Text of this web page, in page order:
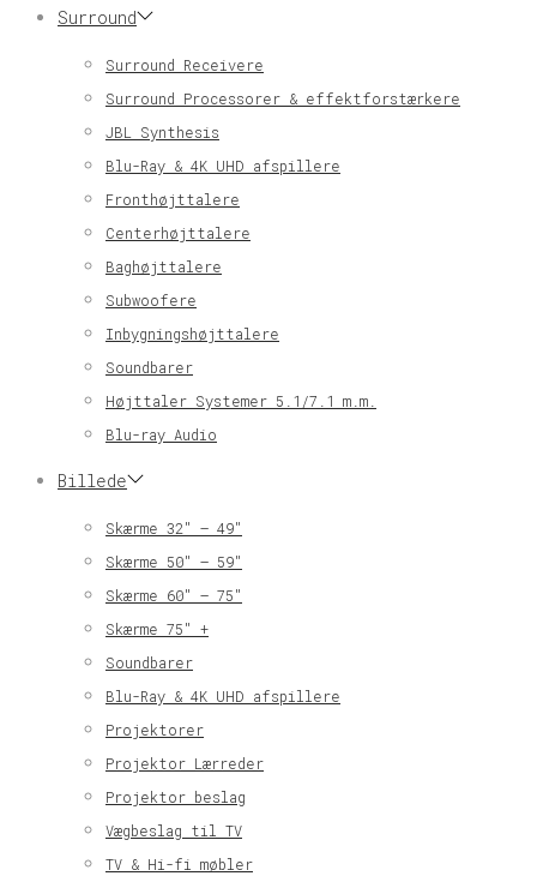
Surround
Surround Receivere
Surround Processorer & effektforstærkere
JBL Synthesis
Blu-Ray & 4K UHD afspillere
Fronthøjttalere
Centerhøjttalere
Baghøjttalere
Subwoofere
Inbygningshøjttalere
Soundbarer
Højttaler Systemer 5.1/7.1 m.m.
Blu-ray Audio
Billede
Skærme 32″ – 49″
Skærme 50″ – 59″
Skærme 60″ – 75″
Skærme 75″ +
Soundbarer
Blu-Ray & 4K UHD afspillere
Projektorer
Projektor Lærreder
Projektor beslag
Vægbeslag til TV
TV & Hi-fi møbler